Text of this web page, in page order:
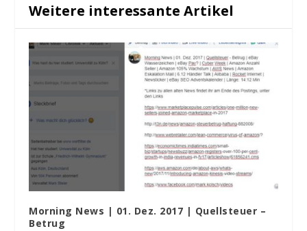
Weitere interessante Artikel
Morning News | 01. Dez. 2017 | Quellsteuer –
Betrug